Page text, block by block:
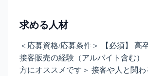
求める人材
＜応募資格/応募条件＞ 【必須】 高
接客販売の経験（アルバイト含む）
方にオススメです＞ 接客や人と関わ